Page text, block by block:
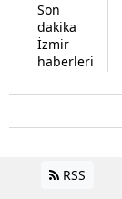
Son
dakika
İzmir
haberleri
RSS